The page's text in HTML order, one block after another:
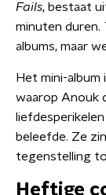
Fails, bestaat
minuten duren.
albums, maar
Het mini-
waarop Anouk
beleefde. Ze
tegenstelling
Heftige